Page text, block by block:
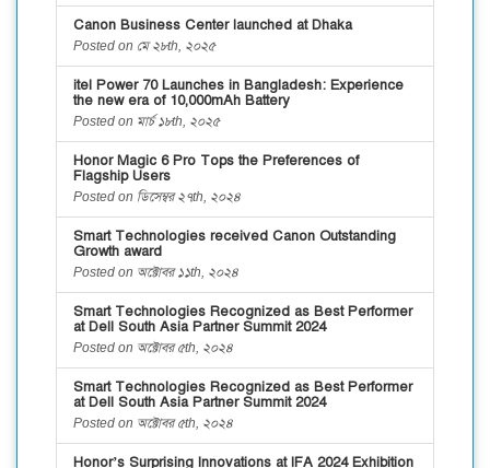
Canon Business Center launched at Dhaka
Posted on মে ২৮th, ২০২৫
itel Power 70 Launches in Bangladesh: Experience
the new era of 10,000mAh Battery
Posted on মার্চ ১৮th, ২০২৫
Honor Magic 6 Pro Tops the Preferences of
Flagship Users
Posted on ডিসেম্বর ২৭th, ২০২৪
Smart Technologies received Canon Outstanding
Growth award
Posted on অক্টোবর ১১th, ২০২৪
Smart Technologies Recognized as Best Performer
at Dell South Asia Partner Summit 2024
Posted on অক্টোবর ৫th, ২০২৪
Smart Technologies Recognized as Best Performer
at Dell South Asia Partner Summit 2024
Posted on অক্টোবর ৫th, ২০২৪
Honor’s Surprising Innovations at IFA 2024 Exhibition